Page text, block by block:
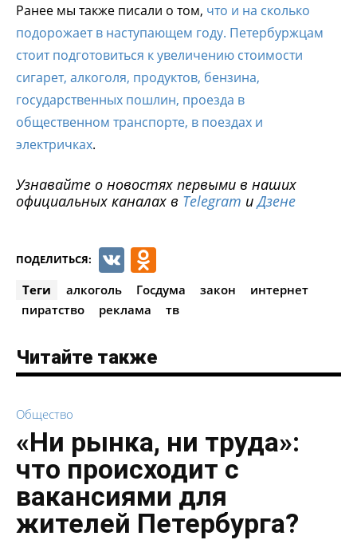
Ранее мы также писали о том, что и на сколько
подорожает в наступающем году. Петербуржцам
стоит подготовиться к увеличению стоимости
сигарет, алкоголя, продуктов, бензина,
государственных пошлин, проезда в
общественном транспорте, в поездах и
электричках.
Узнавайте о новостях первыми в наших
официальных каналах в Telegram иДзене
ПОДЕЛИТЬСЯ: VK
Теги алкоголь Госдума закон
интернет
пиратство
реклама тв
Читайте также
Общество
«Ни рынка, ни труда»:
что происходит с
вакансиями для
жителей Петербурга?